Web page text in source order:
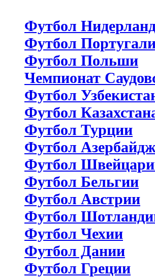
Футбол
Футбол
Футбол Польши
Чемпионат
Футбол
Футбол
Футбол Турции
Футбол
Футбол
Футбол Бельгии
Футбол Австрии
Футбол
Футбол Чехии
Футбол Дании
Футбол Греции